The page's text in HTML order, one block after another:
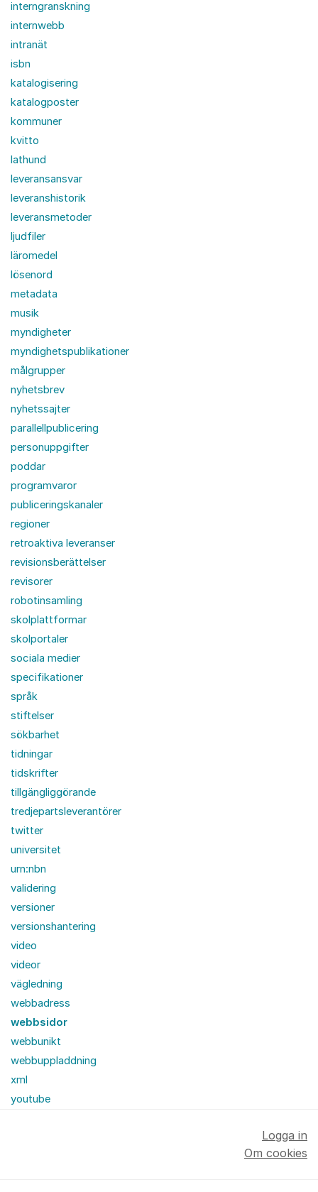
interngranskning
internwebb
intranät
isbn
katalogisering
katalogposter
kommuner
kvitto
lathund
leveransansvar
leveranshistorik
leveransmetoder
ljudfiler
läromedel
lösenord
metadata
musik
myndigheter
myndighetspublikationer
målgrupper
nyhetsbrev
nyhetssajter
parallellpublicering
personuppgifter
poddar
programvaror
publiceringskanaler
regioner
retroaktiva leveranser
revisionsberättelser
revisorer
robotinsamling
skolplattformar
skolportaler
sociala medier
specifikationer
språk
stiftelser
sökbarhet
tidningar
tidskrifter
tillgängliggörande
tredjepartsleverantörer
twitter
universitet
urn:nbn
validering
versioner
versionshantering
video
videor
vägledning
webbadress
webbsidor
webbunikt
webbuppladdning
xml
youtube
Logga in
Om cookies